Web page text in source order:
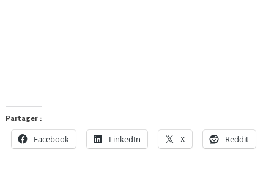
Partager :
Facebook LinkedIn X Reddit